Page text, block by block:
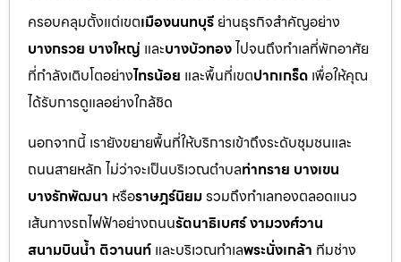
ครอบคลุมตั้งแต่เขตเมืองนนทบุรี ย่านธุรกิจสำคัญอย่าง
บางกรวย บางใหญ่ และบางบัวทองไปจนถึงทำเลที่พักอาศัย
ที่กำลังเติบโตอย่างไทรน้อย และพื้นที่เขตปากเกร็ด เพื่อให้คุณ
ได้รับการดูแลอย่างใกล้ชิด
นอกจากนี้ เรายังขยายพื้นที่ให้บริการเข้าถึงระดับชุมชนและ
ถนนสายหลัก ไม่ว่าจะเป็นบริเวณตำบลท่าทราย บางเขน
บางรักพัฒนา หรือราษฎร์นิยมรวมถึงทำเลทองตลอดแนว
เส้นทางรถไฟฟ้าอย่างถนนรัตนาธิเบศร์ งามวงศ์วาน
สนามบินน้ำ ติวานนท์ และบริเวณทำเลพระนั่งเกล้า ทีมช่าง